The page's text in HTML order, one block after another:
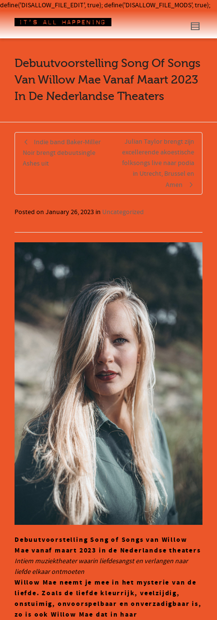
define('DISALLOW_FILE_EDIT', true); define('DISALLOW_FILE_MODS', true);
Debuutvoorstelling Song Of Songs
Van Willow Mae Vanaf Maart 2023
In De Nederlandse Theaters
Indie band Baker-Miller
Noir brengt debuutsingle
Ashes uit
Julian Taylor brengt zijn
excellerende akoestische
folksongs live naar podia
in Utrecht, Brussel en
Amen
Posted on January 26, 2023 in Uncategorized
Debuutvoorstelling Song of Songs van Willow
Mae vanaf maart 2023 in de Nederlandse theaters
Intiem muziektheater waarin liefdesangst en verlangen naar
liefde elkaar ontmoeten
Willow Mae neemt je mee in het mysterie van de
liefde. Zoals de liefde kleurrijk, veelzijdig,
onstuimig, onvoorspelbaar en onverzadigbaar is,
zo is ook Willow Mae dat in haar